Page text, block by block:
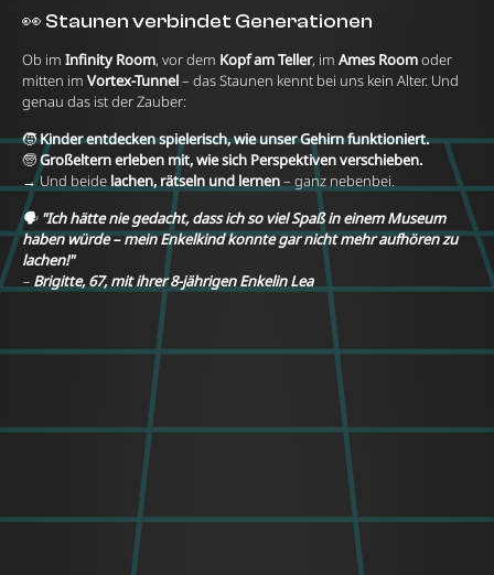
👀 Staunen verbindet Generationen
Ob im Infinity Room, vor dem Kopf am Teller, im Ames Roomoder
mitten im Vortex-Tunnel– das Staunen kennt bei uns kein Alter. Und
genau das ist der Zauber:
🧒Kinder entdecken spielerisch, wie unser Gehirn funktioniert.
🧓Großeltern erleben mit, wie sich Perspektiven verschieben.
→ Und beide lachen, rätseln und lernen– ganz nebenbei.
🗣️ "Ich hätte nie gedacht, dass ich so viel Spaß in einem Museum
haben würde – mein Enkelkind konnte gar nicht mehr aufhören zu
lachen!"
– Brigitte, 67, mit ihrer 8-jährigen Enkelin Lea